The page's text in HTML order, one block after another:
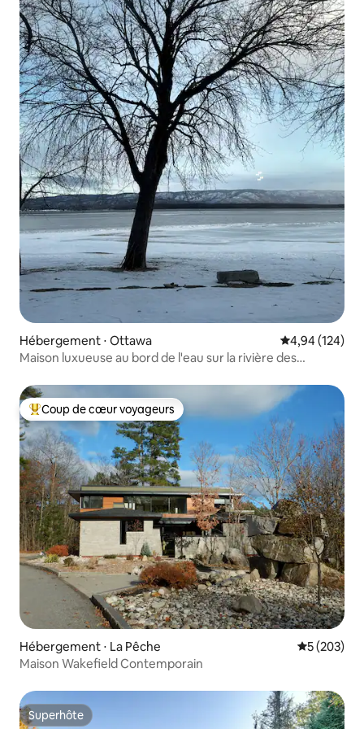
Hébergement ⋅ Ottawa Évaluation
4,94 (124)
Maison luxueuse au bord de l'eau sur la rivière des
Coups de cœur voyageurs les plus appréciés
Coup de cœur voyageurs
Hébergement ⋅ La Pêche Évaluation
5 (203)
Maison Wakefield Contemporain
Superhôte
Superhôte